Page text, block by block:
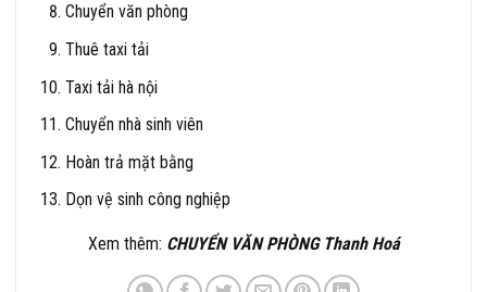
Chuyển văn phòng
Thuê taxi tải
Taxi tải hà nội
Chuyển nhà sinh viên
Hoàn trả mặt bằng
Dọn vệ sinh công nghiệp
Xem thêm: CHUYỂN VĂN PHÒNG Thanh Hoá